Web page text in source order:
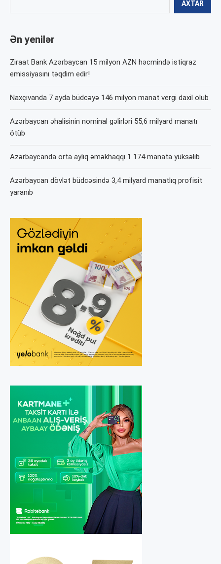
AXTAR
Ən yenilər
Ziraat Bank Azərbaycan 15 milyon AZN həcmində istiqraz
emissiyasını təqdim edir!
Naxçıvanda 7 ayda büdcəyə 146 milyon manat vergi daxil olub
Azərbaycan əhalisinin nominal gəlirləri 55,6 milyard manatı
ötüb
Azərbaycanda orta aylıq əməkhaqqı 1 174 manata yüksəlib
Azərbaycan dövlət büdcəsində 3,4 milyard manatlıq profisit
yaranıb